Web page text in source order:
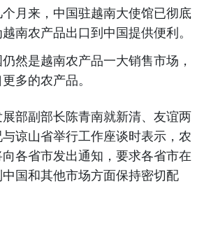
月来，中国驻越南大使馆已彻底
南农产品出口到中国提供便利。
然是越南农产品一大销售市场，
多的农产品。
部副部长陈青南就新清、友谊两
谅山省举行工作座谈时表示，农
各省市发出通知，要求各省市在
国和其他市场方面保持密切配